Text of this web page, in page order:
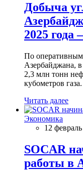
Добыча
2025
По
Азербайджана,
2,3 млн тонн
кубометров газа.
Читать далее
Экономика
12
SOCAR
работы в